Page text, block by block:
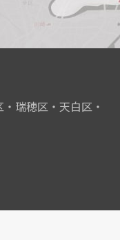
瑞穂区・天白区・